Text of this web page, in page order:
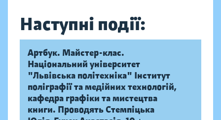
Наступні події:
Артбук. Майстер-клас.
Національний університет
"Львівська політехніка" Інститут
поліграфії та медійних технологій,
кафедра графіки та мистецтва
книги. Проводять Стемпіцька